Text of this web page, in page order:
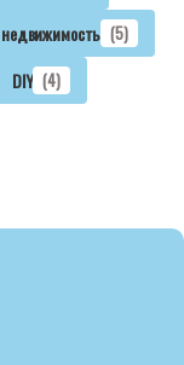
недвижимость (5)
DIY (4)